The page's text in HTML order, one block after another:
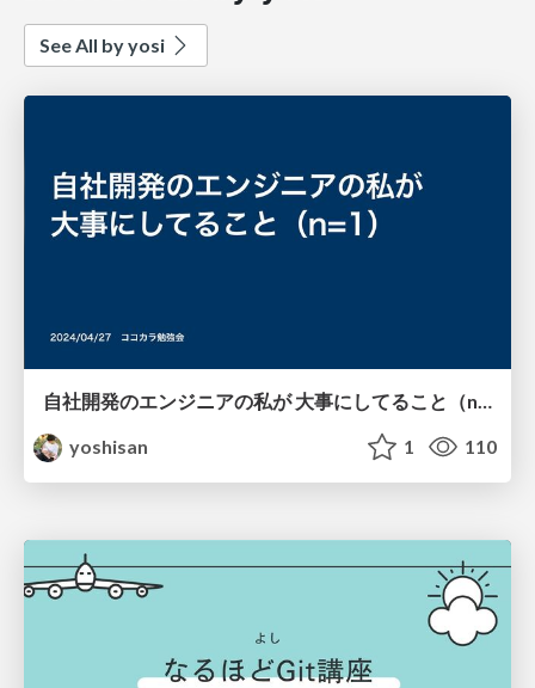
See All by yosi
自社開発のエンジニアの私が 大事にしてること（n=1）
yoshisan
1 110